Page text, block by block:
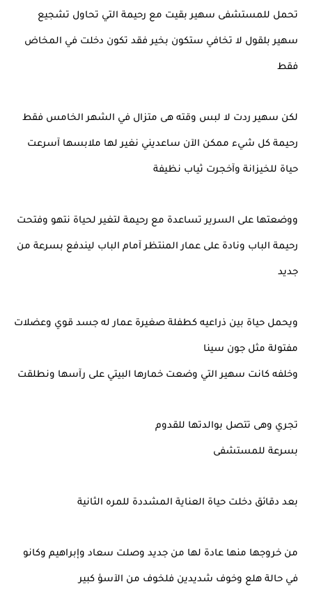
تحمل للمستشفى سهير بقيت مع رحيمة التي تحاول تشجيع
سهير بلقول لا تخافي ستكون بخير فقد تكون دخلت في المخاض
فقط
لكن سهير ردت لا لبس وقته هى متزال في الشهر الخامس فقط
رحيمة كل شيء ممكن الآن ساعديني نغير لها ملابسها آسرعت
حياة للخيزانة وآخجرت ثياب نظيفة
ووضعتها على السرير تساعدة مع رحيمة لتغير لحياة نتهو وفتحت
رحيمة الباب ونادة على عمار المنتظر آمام الباب ليندفع بسرعة من
جديد
ويحمل حياة بين ذراعيه كطفلة صغيرة عمار له جسد قوي وعضلات
مفتولة مثل جون سينا
وخلفه كانت سهير التي وضعت خمارها البيتي على رآسها ونطلقت
تجري وهى تتصل بوالدتها للقدوم
بسرعة للمستشفى
بعد دقائق دخلت حياة العناية المشددة للمره الثانية
من خروجها منها عادة لها من جديد وصلت سعاد وإبراهيم وكانو
في حالة هلع وخوف شديدين فلخوف من الآسؤ كبير